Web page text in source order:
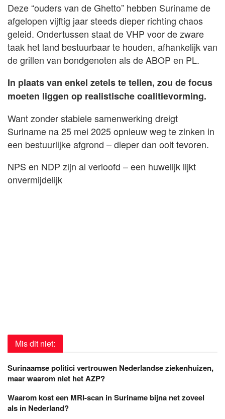
Deze “ouders van de Ghetto” hebben Suriname de
afgelopen vijftig jaar steeds dieper richting chaos
geleid. Ondertussen staat de VHP voor de zware
taak het land bestuurbaar te houden, afhankelijk van
de grillen van bondgenoten als de ABOP en PL.
In plaats van enkel zetels te tellen, zou de focus
moeten liggen op realistische coalitievorming.
Want zonder stabiele samenwerking dreigt
Suriname na 25 mei 2025 opnieuw weg te zinken in
een bestuurlijke afgrond – dieper dan ooit tevoren.
NPS en NDP zijn al verloofd – een huwelijk lijkt
onvermijdelijk
Mis dit niet:
Surinaamse politici vertrouwen Nederlandse ziekenhuizen,
maar waarom niet het AZP?
Waarom kost een MRI-scan in Suriname bijna net zoveel
als in Nederland?